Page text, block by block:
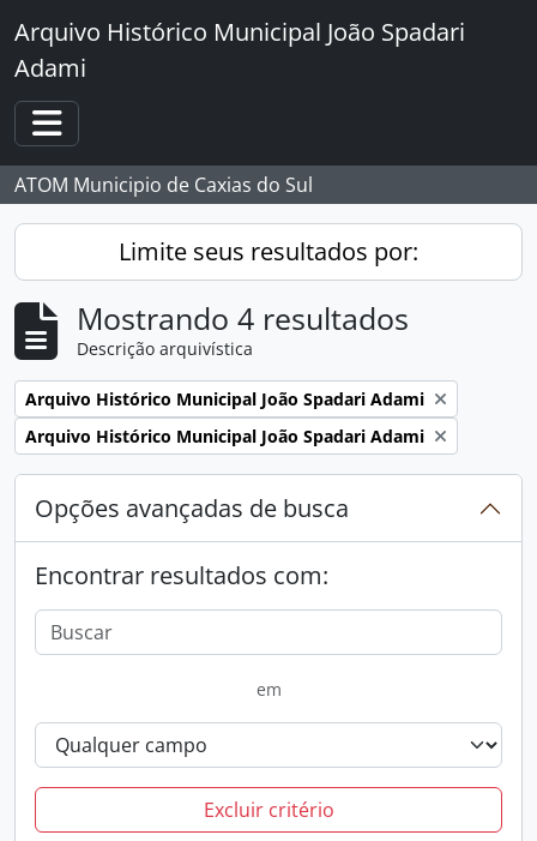
Skip to main content
Arquivo Histórico Municipal João Spadari
Adami
Toggle navigation
ATOM Municipio de Caxias do Sul
Limite seus resultados por:
Mostrando 4 resultados
Descrição arquivística
Remover filtro:
Arquivo Histórico Municipal João Spadari Adami
Remover filtro:
Arquivo Histórico Municipal João Spadari Adami
Opções avançadas de busca
Encontrar resultados com:
em
Excluir critério